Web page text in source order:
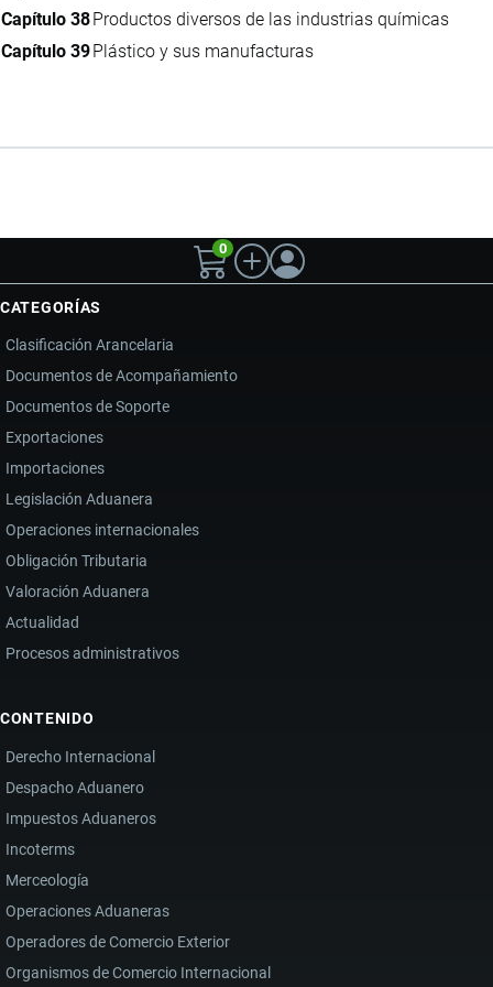
Capítulo 38Productos diversos de las industrias químicas
Capítulo 39Plástico y sus manufacturas
0
CATEGORÍAS
Clasificación Arancelaria
Documentos de Acompañamiento
Documentos de Soporte
Exportaciones
Importaciones
Legislación Aduanera
Operaciones internacionales
Obligación Tributaria
Valoración Aduanera
Actualidad
Procesos administrativos
CONTENIDO
Derecho Internacional
Despacho Aduanero
Impuestos Aduaneros
Incoterms
Merceología
Operaciones Aduaneras
Operadores de Comercio Exterior
Organismos de Comercio Internacional